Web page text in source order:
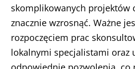
skomplikowanych projektów
znacznie wzrosnąć. Ważne
rozpoczęciem prac
lokalnymi specjalistami oraz